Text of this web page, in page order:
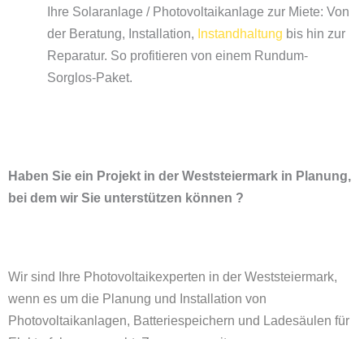
Ihre Solaranlage / Photovoltaikanlage zur Miete: Von
der Beratung, Installation, Instandhaltung bis hin zur
Reparatur. So profitieren von einem Rundum-
Sorglos-Paket.
Haben Sie ein Projekt in der Weststeiermark in Planung,
bei dem wir Sie unterstützen können ?
Wir sind Ihre Photovoltaikexperten in der Weststeiermark,
wenn es um die Planung und Installation von
Photovoltaikanlagen, Batteriespeichern und Ladesäulen für